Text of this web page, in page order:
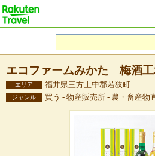
エコファームみかた 梅酒
エリア 福井県三方上中郡若狭町
ジャンル 買う - 物産販売所 - 農・畜産物